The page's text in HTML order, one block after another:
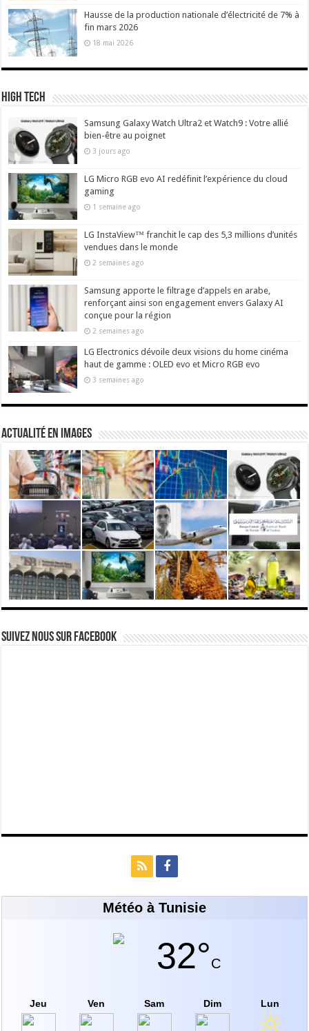
Hausse de la production nationale d’électricité de 7% à
fin mars 2026
18 mai 2026
High Tech
Samsung Galaxy Watch Ultra2 et Watch9 : Votre allié
bien-être au poignet
3 jours ago
LG Micro RGB evo AI redéfinit l’expérience du cloud
gaming
1 semaine ago
LG InstaView™ franchit le cap des 5,3 millions d’unités
vendues dans le monde
2 semaines ago
Samsung apporte le filtrage d’appels en arabe,
renforçant ainsi son engagement envers Galaxy AI
conçue pour la région
2 semaines ago
LG Electronics dévoile deux visions du home cinéma
haut de gamme : OLED evo et Micro RGB evo
3 semaines ago
actualité en images
Suivez nous Sur Facebook
Météo à Tunisie
32°C
Jeu Ven Sam Dim Lun